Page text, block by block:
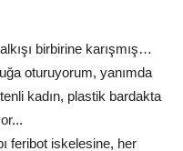
birbirine karışmış…
oturuyorum, yanımda
kadın, plastik bardakta
feribot iskelesine, her